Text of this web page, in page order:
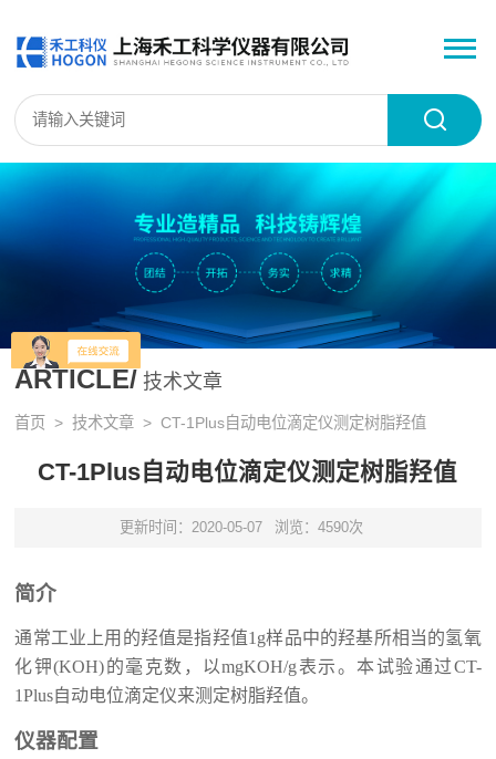
ARTICLE/ 技术文章
首页 >技术文章 > CT-1Plus自动电位滴定仪测定树脂羟值
CT-1Plus自动电位滴定仪测定树脂羟值
更新时间：2020-05-07 浏览：4590次
简介
通常工业上用的羟值是指羟值1g样品中的羟基所相当的氢氧
化钾(KOH)的毫克数，以mgKOH/g表示。本试验通过CT-
1Plus自动电位滴定仪来测定树脂羟值。
仪器配置